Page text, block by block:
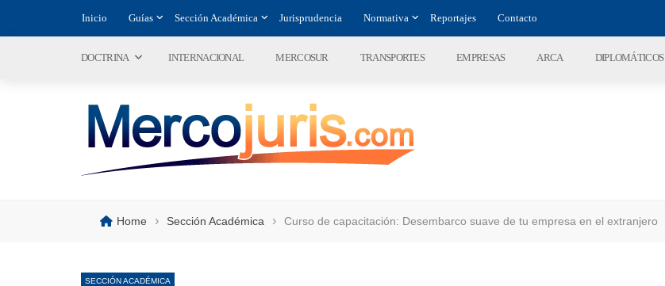
Inicio Guías Sección Académica Jurisprudencia Normativa Reportajes Contacto
DOCTRINA INTERNACIONAL MERCOSUR TRANSPORTES EMPRESAS ARCA DIPLOMÁTICOS
Home › Sección Académica › Curso de capacitación: Desembarco suave de tu empresa en el extranjero
SECCIÓN ACADÉMICA